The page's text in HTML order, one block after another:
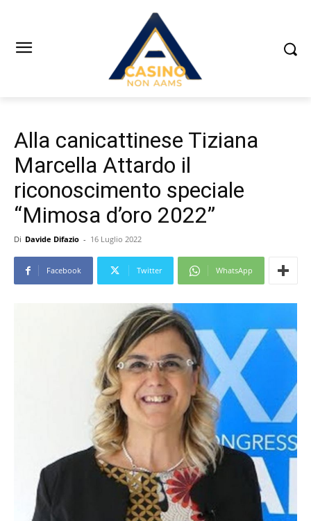
Alla canicattinese Tiziana
Marcella Attardo il
riconoscimento speciale
“Mimosa d’oro 2022”
Di Davide Difazio - 16 Luglio 2022
Facebook Twitter WhatsApp